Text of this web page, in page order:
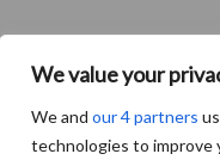
We value your
We and our 4 partners
technologies to improve
met bloed of
maandenlang
is het voor